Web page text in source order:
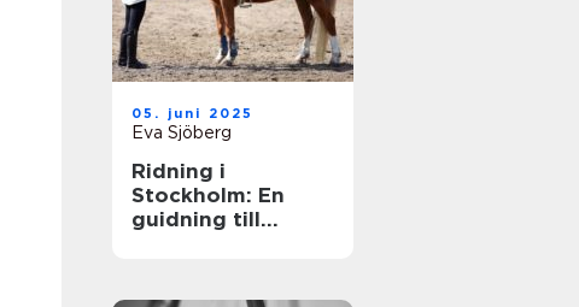
05. juni 2025
Eva Sjöberg
Ridning i
Stockholm: En
guidning till